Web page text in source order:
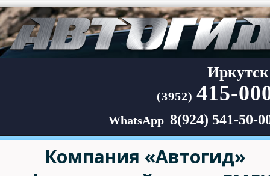
Иркутск
(3952) 415-
Компания «Автогид»
WhatsApp 8(924) 541-50-